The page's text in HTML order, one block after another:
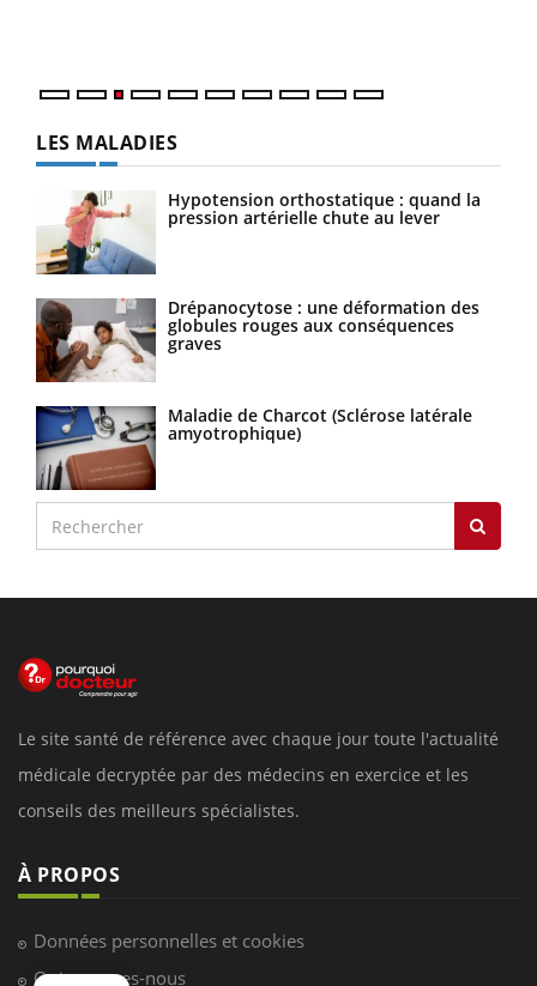
LES MALADIES
Hypotension orthostatique : quand la
pression artérielle chute au lever
Drépanocytose : une déformation des
globules rouges aux conséquences
graves
Maladie de Charcot (Sclérose latérale
amyotrophique)
Le site santé de référence avec chaque jour toute l'actualité
médicale decryptée par des médecins en exercice et les
conseils des meilleurs spécialistes.
À PROPOS
Données personnelles et cookies
Qui sommes-nous